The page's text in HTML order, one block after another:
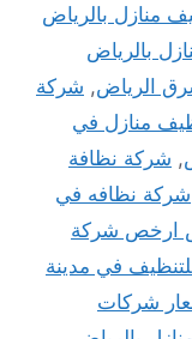
منازل بالرياض
بالرياض
الرياض, شركة
منازل في
, شركة نظافة
شركة نظافه في
ارخص شركة
في مدينة
شركات